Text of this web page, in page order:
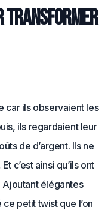
transformer
car ils observaient les
ils regardaient leur
de d’argent. Ils ne
c’est ainsi qu’ils ont
Ajoutant élégantes
petit twist que l’on